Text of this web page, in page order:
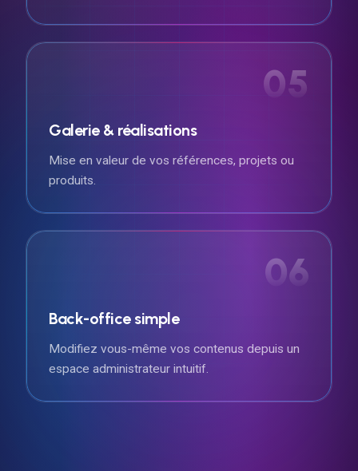
05
Galerie & réalisations
Mise en valeur de vos références, projets ou
produits.
06
Back-office simple
Modifiez vous-même vos contenus depuis un
espace administrateur intuitif.